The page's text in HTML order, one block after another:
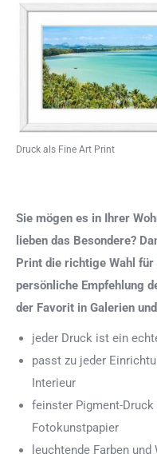
Druck als Fine Art Print
Sie mögen es in Ihrer
lieben das Besondere?
Print die richtige Wahl
persönliche Empfehlung
der Favorit in Galerien
jeder Druck ist ein
passt zu jeder
Interieur
feinster Pigment-
Fotokunstpapier
leuchtende Farben